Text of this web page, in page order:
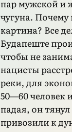
пар мужской и
чугуна.
картина? Все
Будапеште
чтобы не
нацисты
реки, для
50—60 человек
падая, он
привозили к